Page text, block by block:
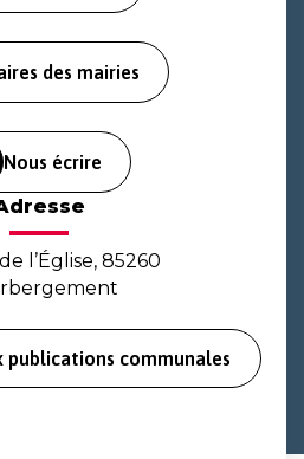
comptechaîne
des mairies
Nous écrire
l’Église, 85260
publications communales